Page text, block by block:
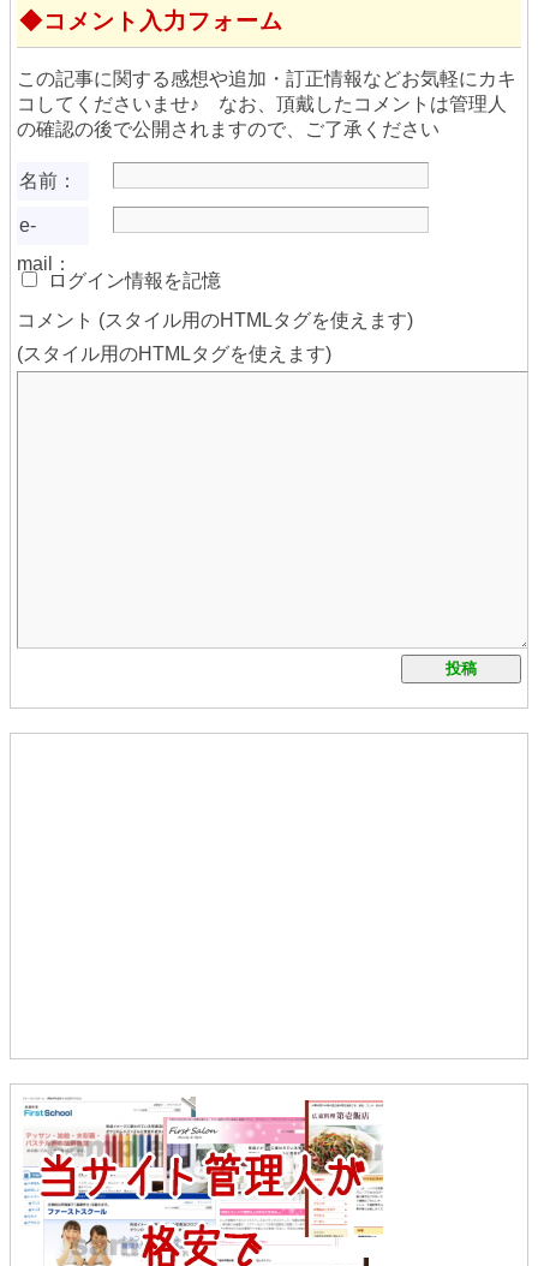
コメント入力フォーム
この記事に関する感想や追加・訂正情報などお気軽にカキ
コしてくださいませ♪ なお、頂戴したコメントは管理人
の確認の後で公開されますので、ご了承ください
名前：
e-
mail：
ログイン情報を記憶
コメント (スタイル用のHTMLタグを使えます)
(スタイル用のHTMLタグを使えます)